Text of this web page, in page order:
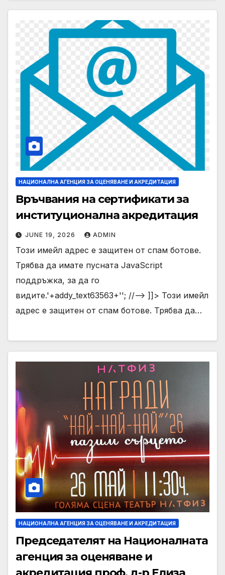
НАЦИОНАЛНА АГЕНЦИЯ ЗА ОЦЕНЯВАНЕ И АКРЕДИТАЦИЯ
Връчвания на сертификати за
институционална акредитация
JUNE 19, 2026 ADMIN
Този имейл адрес е защитен от спам ботове.
Трябва да имате пусната JavaScript
поддръжка, за да го
видите.'+addy_text63563+''; //--> ]]> Този имейл
адрес е защитен от спам ботове. Трябва да…
НАЦИОНАЛНА АГЕНЦИЯ ЗА ОЦЕНЯВАНЕ И АКРЕДИТАЦИЯ
Председателят на Националната
агенция за оценяване и